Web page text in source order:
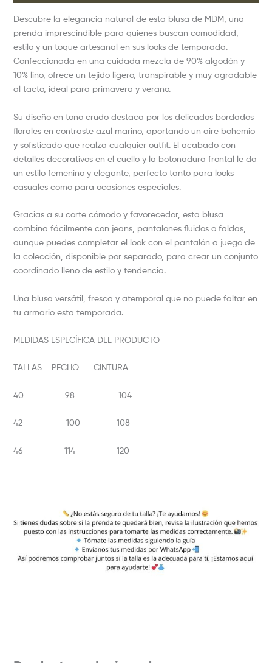
Descubre la elegancia natural de esta blusa de MDM, una
prenda imprescindible para quienes buscan comodidad,
estilo y un toque artesanal en sus looks de temporada.
Confeccionada en una cuidada mezcla de 90% algodón y
10% lino, ofrece un tejido ligero, transpirable y muy agradable
al tacto, ideal para primavera y verano.
Su diseño en tono crudo destaca por los delicados bordados
florales en contraste azul marino, aportando un aire bohemio
y sofisticado que realza cualquier outfit. El acabado con
detalles decorativos en el cuello y la botonadura frontal le da
un estilo femenino y elegante, perfecto tanto para looks
casuales como para ocasiones especiales.
Gracias a su corte cómodo y favorecedor, esta blusa
combina fácilmente con jeans, pantalones fluidos o faldas,
aunque puedes completar el look con el pantalón a juego de
la colección, disponible por separado, para crear un conjunto
coordinado lleno de estilo y tendencia.
Una blusa versátil, fresca y atemporal que no puede faltar en
tu armario esta temporada.
MEDIDAS ESPECÍFICA DEL PRODUCTO
TALLAS PECHO CINTURA
40 98 104
42 100 108
46 114 120